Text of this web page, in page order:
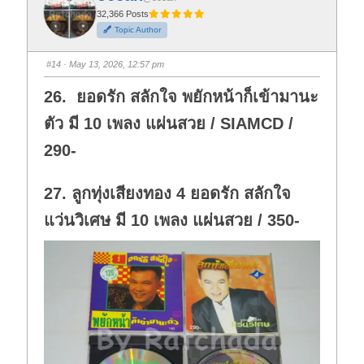
r
t
h
u
m
d
o
n
.
r
t
h
u
m
u
p
32,366 Posts
Topic Author
#14 · May 13, 2026, 12:57 pm
26. ยอดรัก สลักใจ พยักหน้าก็เข้ามานะ
ตัว มี 10 เพลง แผ่นสวย / SIAMCD /
290-
27. ลูกทุ่งเสียงทอง 4 ยอดรัก สลักใจ
แว่นวิเศษ มี 10 เพลง แผ่นสวย / 350-